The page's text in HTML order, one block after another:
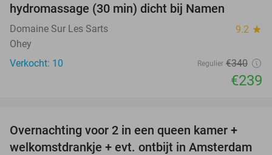
hydromassage (30 min) dicht bij Namen
Domaine Sur Les Sarts 9.2 star
Ohey
Verkocht: 10
Regulier €340
€239
51%
Overnachting voor 2 in een queen kamer +
welkomstdrankje + evt. ontbijt in Amsterdam